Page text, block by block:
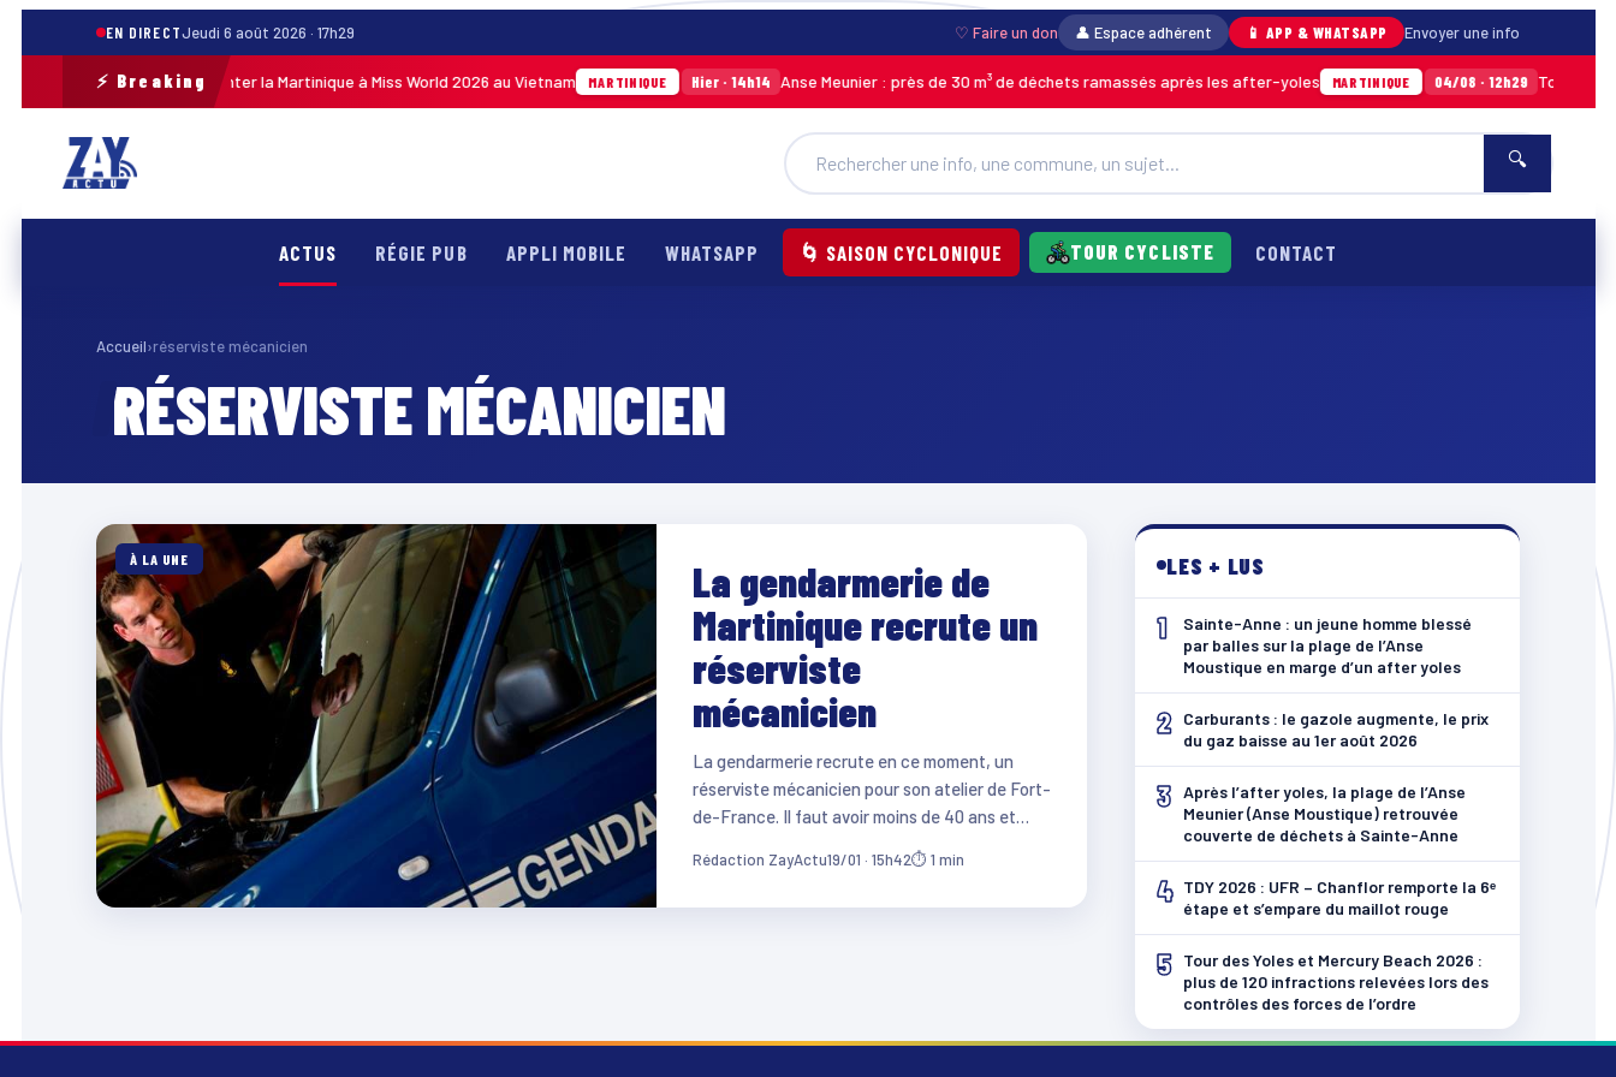
EN DIRECTJeudi 6 août 2026 · 17h29 ♡ Faire un don 👤 Espace adhérent 📱 APP & WHATSAPP Envoyer une info
⚡ Breaking
s’envole pour représenter la Martinique à Miss World 2026 au Vietnam MARTINIQUE Hier · 14h14 Anse Meunier : près de 30 m³ de déchets ramassés après les after-yoles MARTINIQUE 04/08 · 12h29 Tour des
🔍
ACTUS RÉGIE PUB APPLI MOBILE WHATSAPP 🌀 SAISON CYCLONIQUE TOUR CYCLISTE CONTACT
Accueil›réserviste mécanicien
RÉSERVISTE MÉCANICIEN
À LA UNE
La gendarmerie de
Martinique recrute un
réserviste
mécanicien
La gendarmerie recrute en ce moment, un
réserviste mécanicien pour son atelier de Fort-
de-France. Il faut avoir moins de 40 ans et…
Rédaction ZayActu19/01 · 15h42⏱ 1 min
LES + LUS
1
Sainte-Anne : un jeune homme blessé
par balles sur la plage de l’Anse
Moustique en marge d’un after yoles
2
Carburants : le gazole augmente, le prix
du gaz baisse au 1er août 2026
3 Après l’after yoles, la plage de l’Anse
Meunier (Anse Moustique) retrouvée
couverte de déchets à Sainte-Anne
4 TDY 2026 : UFR – Chanflor remporte la 6ᵉ
étape et s’empare du maillot rouge
5
Tour des Yoles et Mercury Beach 2026 :
plus de 120 infractions relevées lors des
contrôles des forces de l’ordre